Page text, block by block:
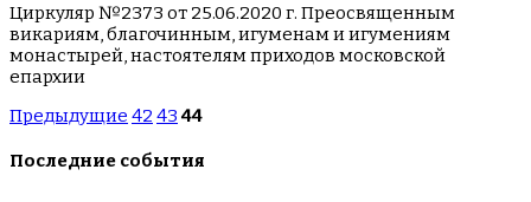
Циркуляр №2373 от 25.06.2020 г. Преосвященным
викариям, благочинным, игуменам и игумениям
монастырей, настоятелям приходов московской
епархии
Предыдущие 42 43 44
Последние события